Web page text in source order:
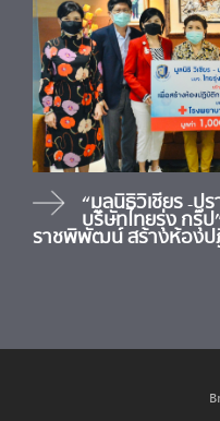
“มูลนิธิวิเชียร -ป
บริษัทไทยรุ่ง กรุ๊ป
ราชพิพัฒน์ สร้างห้องป